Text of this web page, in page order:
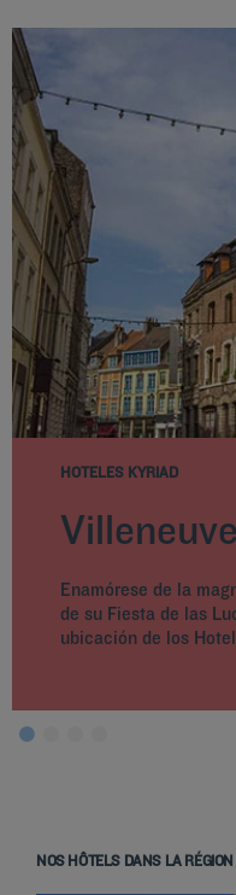
HOTELES KYRIAD
Enamórese de la
de su Fiesta de las
ubicación de los
NOS HÔTELS DANS LA